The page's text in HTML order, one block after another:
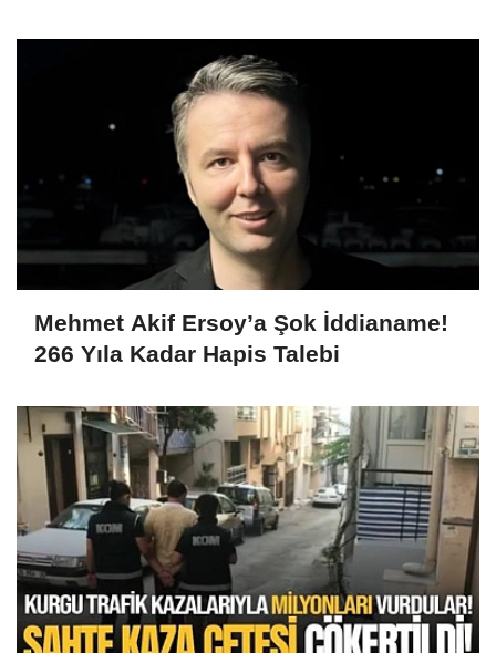
Mehmet Akif Ersoy’a Şok İddianame!
266 Yıla Kadar Hapis Talebi